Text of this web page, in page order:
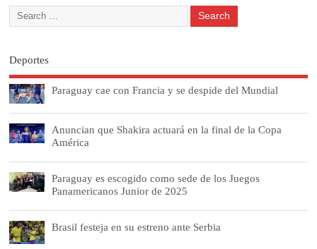
Deportes
Paraguay cae con Francia y se despide del Mundial
Anuncian que Shakira actuará en la final de la Copa
América
Paraguay es escogido como sede de los Juegos
Panamericanos Junior de 2025
Brasil festeja en su estreno ante Serbia